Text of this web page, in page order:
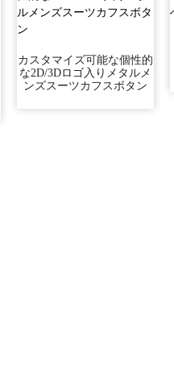
カスタマイズ可能な個性的
な2D/3Dロゴ入りメタルメ
ンズスーツカフスボタン